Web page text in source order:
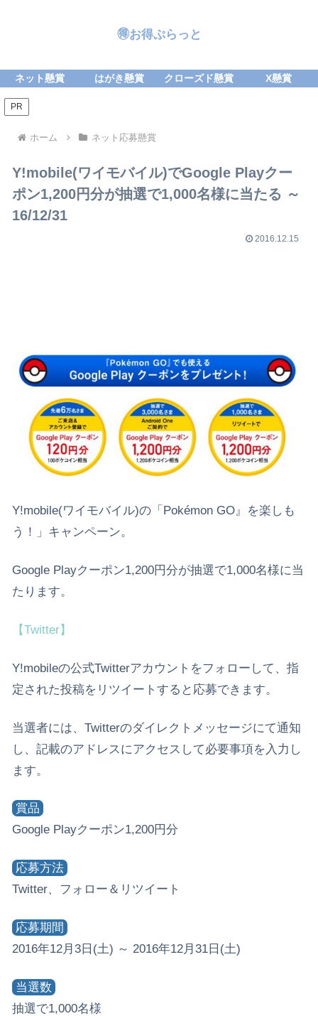
🉐お得ぷらっと
ネット懸賞 はがき懸賞 クローズド懸賞 X懸賞
PR
ホーム ネット応募懸賞
Y!mobile(ワイモバイル)でGoogle Playクー
ポン1,200円分が抽選で1,000名様に当たる ～
16/12/31
2016.12.15
Y!mobile(ワイモバイル)の「Pokémon GO』を楽しも
う！」キャンペーン。
Google Playクーポン1,200円分が抽選で1,000名様に当
たります。
【Twitter】
Y!mobileの公式Twitterアカウントをフォローして、指
定された投稿をリツイートすると応募できます。
当選者には、Twitterのダイレクトメッセージにて通知
し、記載のアドレスにアクセスして必要事項を入力し
ます。
賞品
Google Playクーポン1,200円分
応募方法
Twitter、フォロー＆リツイート
応募期間
2016年12月3日(土) ～ 2016年12月31日(土)
当選数
抽選で1,000名様